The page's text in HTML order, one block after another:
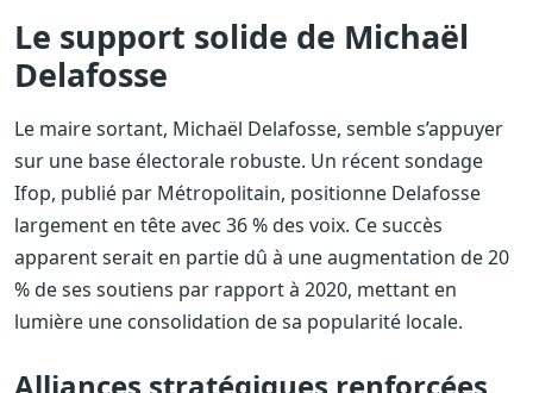
Le support solide de Michaël
Delafosse
Le maire sortant, Michaël Delafosse, semble s’appuyer
sur une base électorale robuste. Un récent sondage
Ifop, publié par Métropolitain, positionne Delafosse
largement en tête avec 36 % des voix. Ce succès
apparent serait en partie dû à une augmentation de 20
% de ses soutiens par rapport à 2020, mettant en
lumière une consolidation de sa popularité locale.